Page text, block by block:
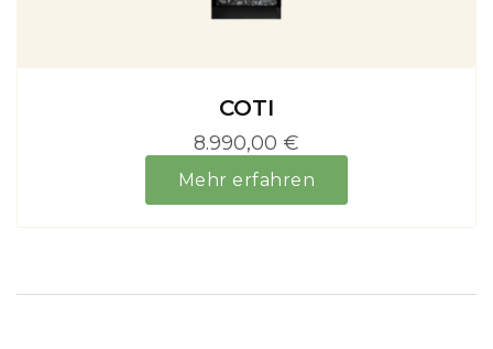
COTI
8.990,00 €
Mehr erfahren